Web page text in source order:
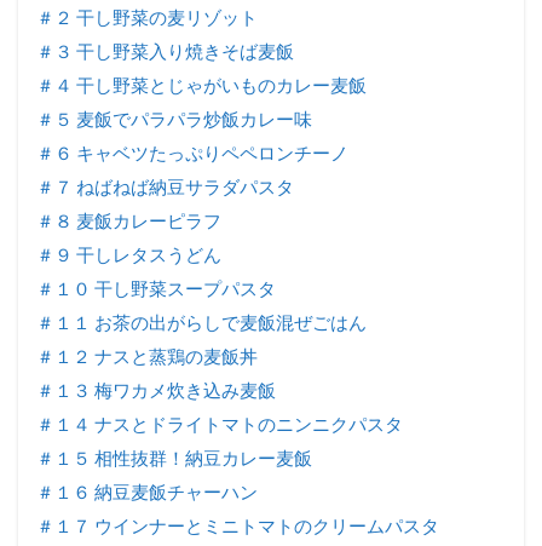
＃２ 干し野菜の麦リゾット
＃３ 干し野菜入り焼きそば麦飯
＃４ 干し野菜とじゃがいものカレー麦飯
＃５ 麦飯でパラパラ炒飯カレー味
＃６ キャベツたっぷりペペロンチーノ
＃７ ねばねば納豆サラダパスタ
＃８ 麦飯カレーピラフ
＃９ 干しレタスうどん
＃１０ 干し野菜スープパスタ
＃１１ お茶の出がらしで麦飯混ぜごはん
＃１２ ナスと蒸鶏の麦飯丼
＃１３ 梅ワカメ炊き込み麦飯
＃１４ ナスとドライトマトのニンニクパスタ
＃１５ 相性抜群！納豆カレー麦飯
＃１６ 納豆麦飯チャーハン
＃１７ ウインナーとミニトマトのクリームパスタ